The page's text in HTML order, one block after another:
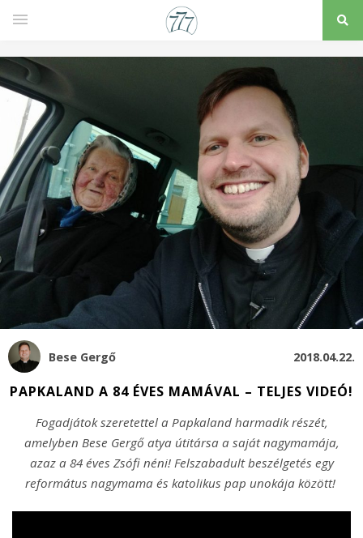
Bese Gergő 2018.04.22.
PAPKALAND A 84 ÉVES MAMÁVAL – TELJES VIDEÓ!
Fogadjátok szeretettel a Papkaland harmadik részét,
amelyben Bese Gergő atya útitársa a saját nagymamája,
azaz a 84 éves Zsófi néni! Felszabadult beszélgetés egy
református nagymama és katolikus pap unokája között!